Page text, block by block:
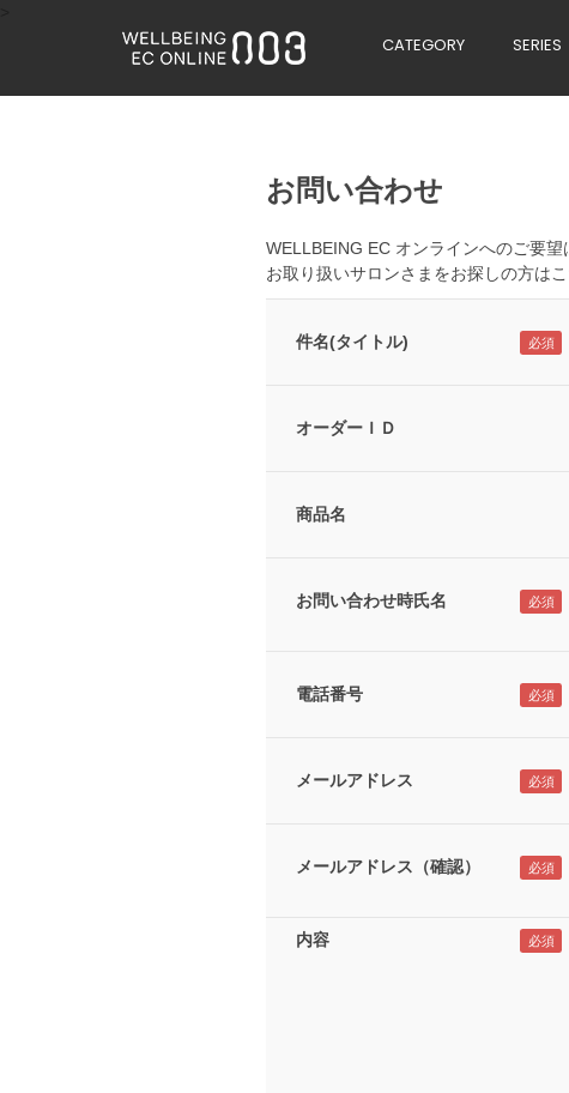
CATEGORY SERIES
お問い合わせ
WELLBEING EC オンラインへのご要
お取り扱いサロンさまをお探しの方は
件名(タイトル)
オーダーＩＤ
商品名
お問い合わせ時氏名
電話番号
メールアドレス
メールアドレス（確認）
内容